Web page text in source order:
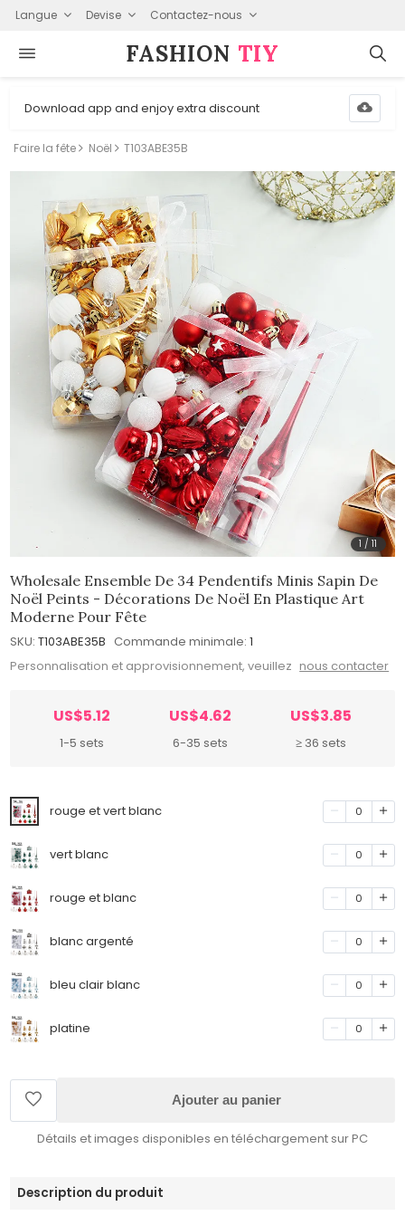
Langue Devise Contactez-nous
FASHION⁠ TIY
Download app and enjoy extra discount
Faire la fête Noël T103ABE35B
1 /11
Wholesale Ensemble De 34 Pendentifs Minis Sapin De
Noël Peints - Décorations De Noël En Plastique Art
Moderne Pour Fête
SKU: T103ABE35B Commande minimale: 1
Personnalisation et approvisionnement, veuillez nous contacter
US$5.12
1-5 sets
US$4.62
6-35 sets
US$3.85
≥ 36 sets
rouge et vert blanc 0
vert blanc 0
rouge et blanc 0
blanc argenté 0
bleu clair blanc 0
platine 0
Ajouter au panier
Détails et images disponibles en téléchargement sur PC
Description du produit